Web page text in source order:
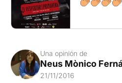
Una opinión de
Neus Mònico
21/11/2016